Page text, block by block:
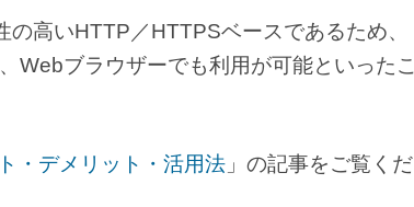
高いHTTP／HTTPSベースであるため、
Webブラウザーでも利用が可能といったこ
・デメリット・活用法 」の記事をご覧くだ